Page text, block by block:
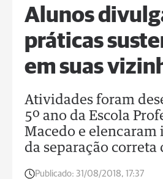
Alunos
práticas
em suas
Atividades foram
5º ano da Escola
Macedo e
da separação correta
Publicado: 31/08/2018, 17:37